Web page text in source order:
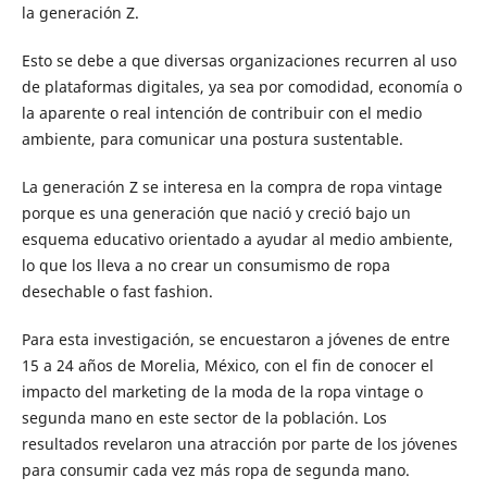
la generación Z.
Esto se debe a que diversas organizaciones recurren al uso
de plataformas digitales, ya sea por comodidad, economía o
la aparente o real intención de contribuir con el medio
ambiente, para comunicar una postura sustentable.
La generación Z se interesa en la compra de ropa vintage
porque es una generación que nació y creció bajo un
esquema educativo orientado a ayudar al medio ambiente,
lo que los lleva a no crear un consumismo de ropa
desechable o fast fashion.
Para esta investigación, se encuestaron a jóvenes de entre
15 a 24 años de Morelia, México, con el fin de conocer el
impacto del marketing de la moda de la ropa vintage o
segunda mano en este sector de la población. Los
resultados revelaron una atracción por parte de los jóvenes
para consumir cada vez más ropa de segunda mano.